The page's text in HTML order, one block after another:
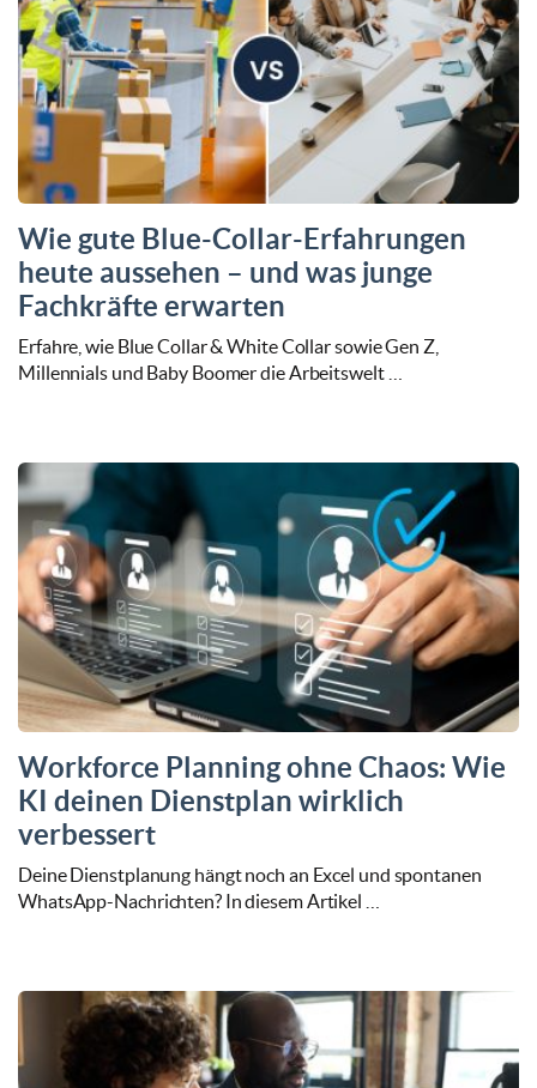
Wie gute Blue-Collar-Erfahrungen
heute aussehen – und was junge
Fachkräfte erwarten
Erfahre, wie Blue Collar & White Collar sowie Gen Z,
Millennials und Baby Boomer die Arbeitswelt …
Workforce Planning ohne Chaos: Wie
KI deinen Dienstplan wirklich
verbessert
Deine Dienstplanung hängt noch an Excel und spontanen
WhatsApp-Nachrichten? In diesem Artikel …